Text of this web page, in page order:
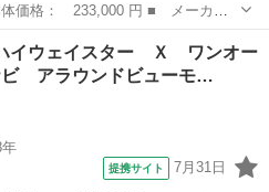
ークス ■ グレード名： Ｘ 全
減ブレーキ 片側パワスラ 純正
イウェイスター Ｘ ワンオー
アラウンドビューモ…
年
提携サイト 7月31日